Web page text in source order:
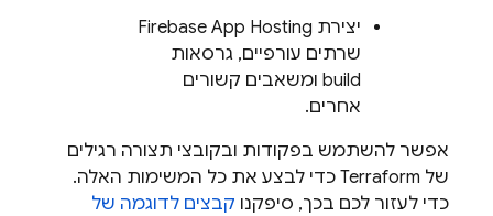
יצירת Firebase App Hosting
שרתים עורפיים, גרסאות
build ומשאבים קשורים
אחרים.
אפשר להשתמש בפקודות ובקובצי תצורה רגילים
של Terraform כדי לבצע את כל המשימות האלה.
כדי לעזור לכם בכך, סיפקנו קבצים לדוגמה של